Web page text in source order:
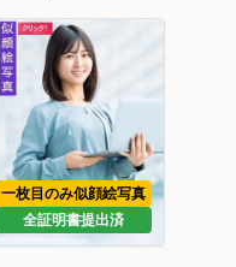
一枚目のみ似顔絵写真
全証明書提出済